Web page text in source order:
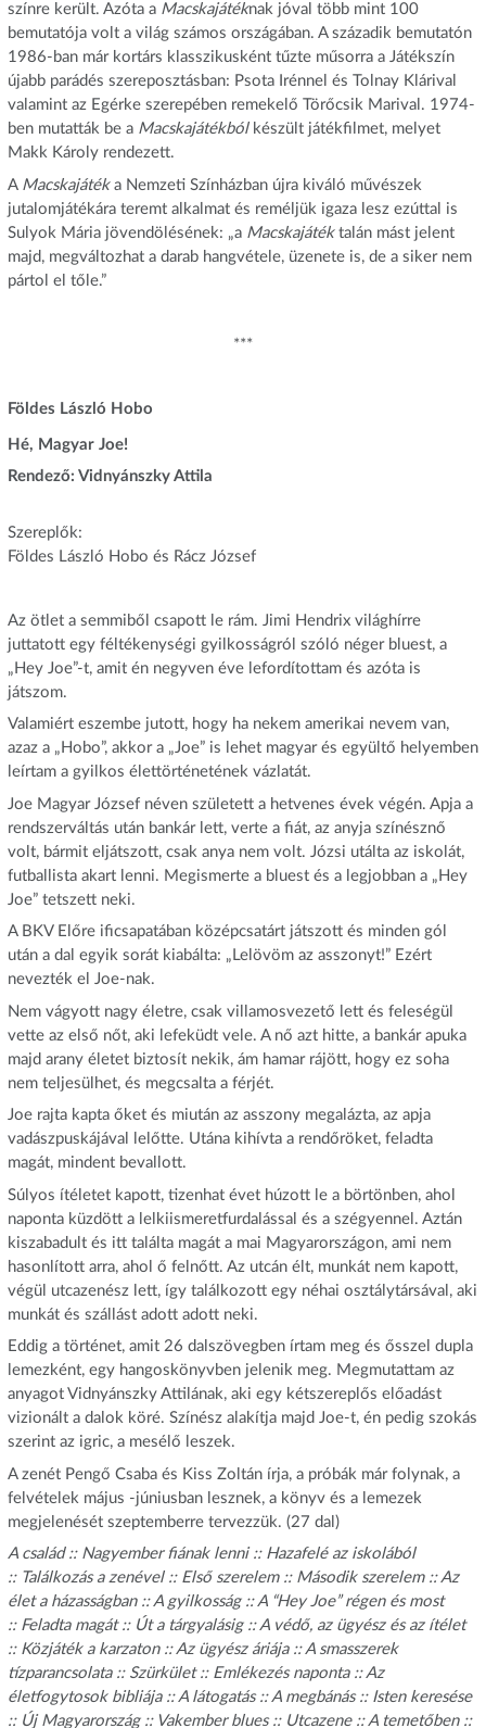
színre került. Azóta a Macskajátéknak jóval több mint 100
bemutatója volt a világ számos országában. A századik bemutatón
1986-ban már kortárs klasszikusként tűzte műsorra a Játékszín
újabb parádés szereposztásban: Psota Irénnel és Tolnay Klárival
valamint az Egérke szerepében remekelő Törőcsik Marival. 1974-
ben mutatták be a Macskajátékból készült játékfilmet, melyet
Makk Károly rendezett.
A Macskajátéka Nemzeti Színházban újra kiváló művészek
jutalomjátékára teremt alkalmat és reméljük igaza lesz ezúttal is
Sulyok Mária jövendölésének: „a Macskajáték talán mást jelent
majd, megváltozhat a darab hangvétele, üzenete is, de a siker nem
pártol el tőle.”
***
Földes László Hobo
Hé, Magyar Joe!
Rendező: Vidnyánszky Attila
Szereplők:
Földes László Hobo és Rácz József
Az ötlet a semmiből csapott le rám. Jimi Hendrix világhírre
juttatott egy féltékenységi gyilkosságról szóló néger bluest, a
„Hey Joe”-t, amit én negyven éve lefordítottam és azóta is
játszom.
Valamiért eszembe jutott, hogy ha nekem amerikai nevem van,
azaz a „Hobo”, akkor a „Joe” is lehet magyar és együltő helyemben
leírtam a gyilkos élettörténetének vázlatát.
Joe Magyar József néven született a hetvenes évek végén. Apja a
rendszerváltás után bankár lett, verte a fiát, az anyja színésznő
volt, bármit eljátszott, csak anya nem volt. Józsi utálta az iskolát,
futballista akart lenni. Megismerte a bluest és a legjobban a „Hey
Joe” tetszett neki.
A BKV Előre ificsapatában középcsatárt játszott és minden gól
után a dal egyik sorát kiabálta: „Lelövöm az asszonyt!” Ezért
nevezték el Joe-nak.
Nem vágyott nagy életre, csak villamosvezető lett és feleségül
vette az első nőt, aki lefeküdt vele. A nő azt hitte, a bankár apuka
majd arany életet biztosít nekik, ám hamar rájött, hogy ez soha
nem teljesülhet, és megcsalta a férjét.
Joe rajta kapta őket és miután az asszony megalázta, az apja
vadászpuskájával lelőtte. Utána kihívta a rendőröket, feladta
magát, mindent bevallott.
Súlyos ítéletet kapott, tizenhat évet húzott le a börtönben, ahol
naponta küzdött a lelkiismeretfurdalással és a szégyennel. Aztán
kiszabadult és itt találta magát a mai Magyarországon, ami nem
hasonlított arra, ahol ő felnőtt. Az utcán élt, munkát nem kapott,
végül utcazenész lett, így találkozott egy néhai osztálytársával, aki
munkát és szállást adott adott neki.
Eddig a történet, amit 26 dalszövegben írtam meg és ősszel dupla
lemezként, egy hangoskönyvben jelenik meg. Megmutattam az
anyagot Vidnyánszky Attilának, aki egy kétszereplős előadást
vizionált a dalok köré. Színész alakítja majd Joe-t, én pedig szokás
szerint az igric, a mesélő leszek.
A zenét Pengő Csaba és Kiss Zoltán írja, a próbák már folynak, a
felvételek május -júniusban lesznek, a könyv és a lemezek
megjelenését szeptemberre tervezzük. (27 dal)
A család :: Nagyember fiának lenni :: Hazafelé az iskolából
:: Találkozás a zenével :: Első szerelem :: Második szerelem :: Az
élet a házasságban :: A gyilkosság :: A “Hey Joe” régen és most
:: Feladta magát :: Út a tárgyalásig :: A védő, az ügyész és az ítélet
:: Közjáték a karzaton :: Az ügyész áriája :: A smasszerek
tízparancsolata :: Szürkület :: Emlékezés naponta :: Az
életfogytosok bibliája :: A látogatás :: A megbánás :: Isten keresése
:: Új Magyarország :: Vakember blues :: Utcazene :: A temetőben ::